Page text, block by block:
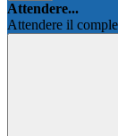
Attendere...
Attendere il